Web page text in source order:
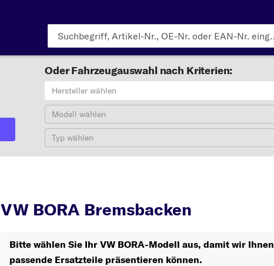
Oder Fahrzeugauswahl nach Kriterien:
Hersteller wählen
Modell wählen
Typ wählen
VW BORA Bremsbacken
Bitte wählen Sie Ihr VW BORA-Modell aus, damit wir Ihnen
passende Ersatzteile präsentieren können.